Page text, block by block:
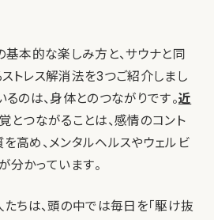
基本的な楽しみ方と、サウナと同
トレス解消法を3つご紹介しまし
るのは、身体とのつながりです。近
とつながることは、感情のコント
高め、メンタルヘルスやウェルビ
分かっています。
たちは、頭の中では毎日を「駆け抜